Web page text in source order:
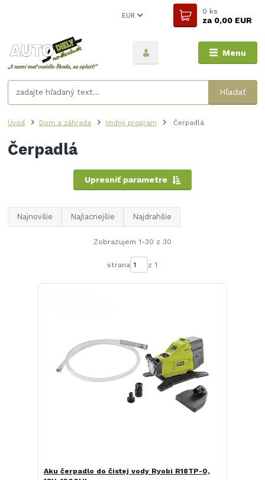
Menu
EUR
Hľadať
0 ks
za0,00 EUR
Úvod Dom a záhrada Vodný program Čerpadlá
Čerpadlá
Upresniť parametre
Najnovšie Najlacnejšie Najdrahšie
Zobrazujem 1-30 z 30
strana z 1
Aku čerpadlo do čistej vody Ryobi R18TP-0,